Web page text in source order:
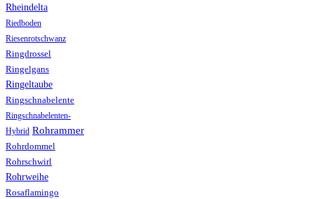
Rheindelta
Riedboden
Riesenrotschwanz
Ringdrossel
Ringelgans
Ringeltaube
Ringschnabelente
Ringschnabelenten-
Hybrid Rohrammer
Rohrdommel
Rohrschwirl
Rohrweihe
Rosaflamingo